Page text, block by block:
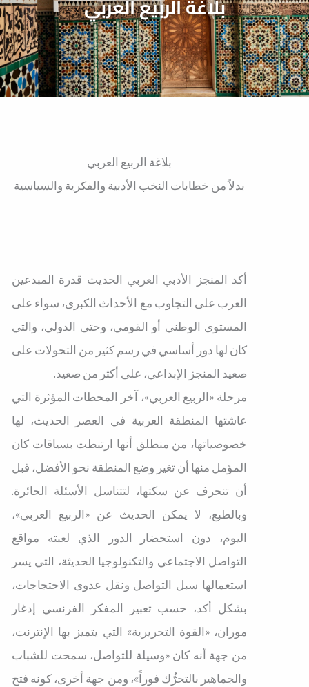
بلاغة الربيع العربي
بلاغة الربيع العربي
بدلاً من خطابات النخب الأدبية والفكرية والسياسية
أكد المنجز الأدبي العربي الحديث قدرة المبدعين
العرب على التجاوب مع الأحداث الكبرى، سواء على
المستوى الوطني أو القومي، وحتى الدولي، والتي
كان لها دور أساسي في رسم كثير من التحولات على
صعيد المنجز الإبداعي، على أكثر من صعيد.
مرحلة «الربيع العربي»، آخر المحطات المؤثرة التي
عاشتها المنطقة العربية في العصر الحديث، لها
خصوصياتها، من منطلق أنها ارتبطت بسياقات كان
المؤمل منها أن تغير وضع المنطقة نحو الأفضل، قبل
أن تنحرف عن سكتها، لتتناسل الأسئلة الحائرة.
وبالطبع، لا يمكن الحديث عن «الربيع العربي»،
اليوم، دون استحضار الدور الذي لعبته مواقع
التواصل الاجتماعي والتكنولوجيا الحديثة، التي يسر
استعمالها سبل التواصل ونقل عدوى الاحتجاجات،
بشكل أكد، حسب تعبير المفكر الفرنسي إدغار
موران، «القوة التحريرية» التي يتميز بها الإنترنت،
من جهة أنه كان «وسيلة للتواصل، سمحت للشباب
والجماهير بالتحرُّك فوراً»، ومن جهة أخرى، كونه فتح